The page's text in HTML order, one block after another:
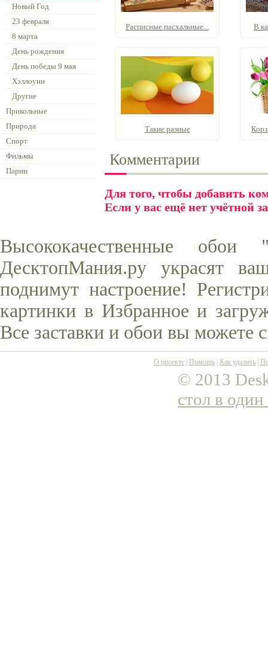
Новый Год
23 февраля
8 марта
День рождения
День победы 9 мая
Хэллоуин
Другие
Прикольные
Природа
Спорт
Фильмы
Парни
Расписные пасхальные... В
Такие разные
Комментарии
Для того, чтобы добавить
Если у вас ещё нет учётной
Высококачественные
ДесктопМания.ру украсят
поднимут настроение!
картинки в Избранное и
Все заставки и обои вы можете
О проекте Помощь Как удалить
© 2013
стол в